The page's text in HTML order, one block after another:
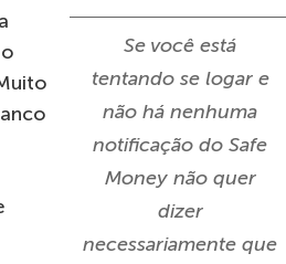
Se você está
tentando se logar e
não há nenhuma
notificação do Safe
Money não quer
dizer
necessariamente que